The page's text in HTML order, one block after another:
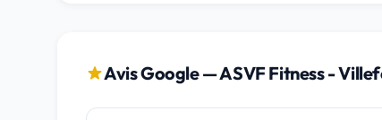
Avis Google — ASVF Fitness -